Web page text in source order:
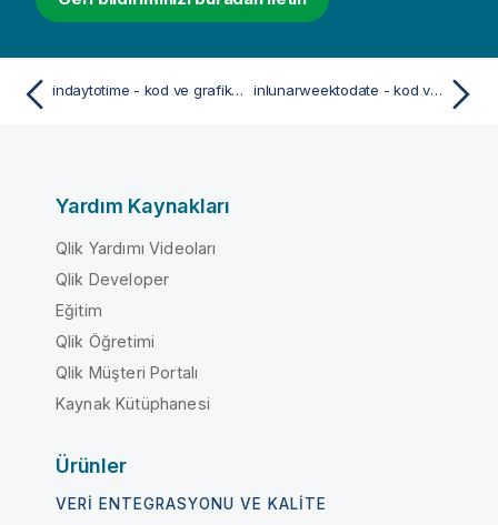
indaytotime - kod ve grafik fonksiyonu inlunarweektodate - kod ve grafik fonksiyonu
Yardım Kaynakları
Qlik Yardımı Videoları
Qlik Developer
Eğitim
Qlik Öğretimi
Qlik Müşteri Portalı
Kaynak Kütüphanesi
Ürünler
VERI ENTEGRASYONU VE KALITE